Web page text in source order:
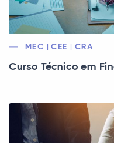
MEC | CEE | CRA
Curso Técnico em